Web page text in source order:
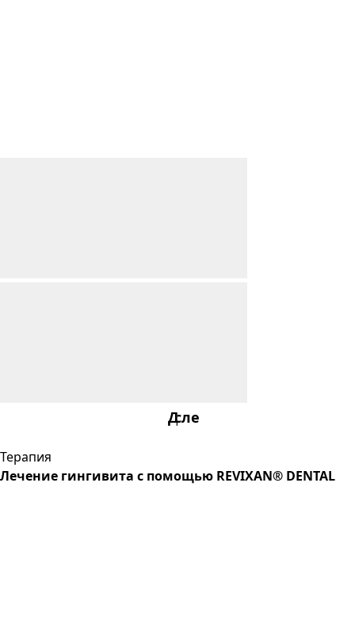
До
После
Терапия
Лечение гингивита с помощью REVIXAN® DENTAL